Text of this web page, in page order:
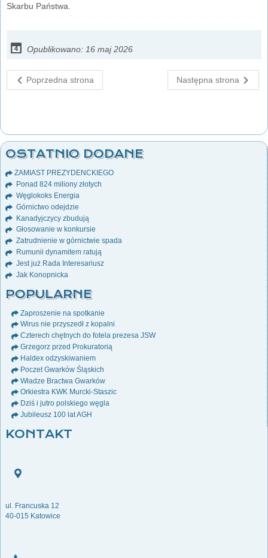
Skarbu Państwa.
Opublikowano: 16 maj 2026
Poprzedna strona Następna strona
OSTATNIO DODANE
ZAMIAST PREZYDENCKIEGO
Ponad 824 miliony złotych
Węglokoks Energia
Górnictwo odejdzie
Kanadyjczycy zbudują
Głosowanie w konkursie
Zatrudnienie w górnictwie spada
Rumunii dynamitem ratują
Jest już Rada Interesariusz
Jak Konopnicka
POPULARNE
Zaproszenie na spotkanie
Wirus nie przyszedł z kopalni
Czterech chętnych do fotela prezesa JSW
Grzegorz przed Prokuratorią
Haldex odzyskiwaniem
Poczet Gwarków Śląskich
Władze Bractwa Gwarków
Orkiestra KWK Murcki-Staszic
Dziś i jutro polskiego węgla
Jubileusz 100 lat AGH
KONTAKT
ul. Francuska 12
40-015 Katowice